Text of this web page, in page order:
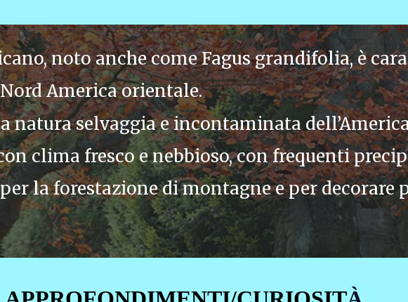
noto anche come Fagus grandifolia, è
America orientale.
natura selvaggia e incontaminata
clima fresco e nebbioso, con frequenti
la forestazione di montagne e per decorare